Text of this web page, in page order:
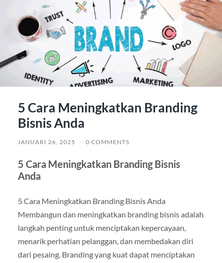
5 Cara Meningkatkan Branding
Bisnis Anda
JANUARI 26, 2025 / 0 COMMENTS
5 Cara Meningkatkan Branding Bisnis
Anda
5 Cara Meningkatkan Branding Bisnis Anda
Membangun dan meningkatkan branding bisnis adalah
langkah penting untuk menciptakan kepercayaan,
menarik perhatian pelanggan, dan membedakan diri
dari pesaing. Branding yang kuat dapat menciptakan